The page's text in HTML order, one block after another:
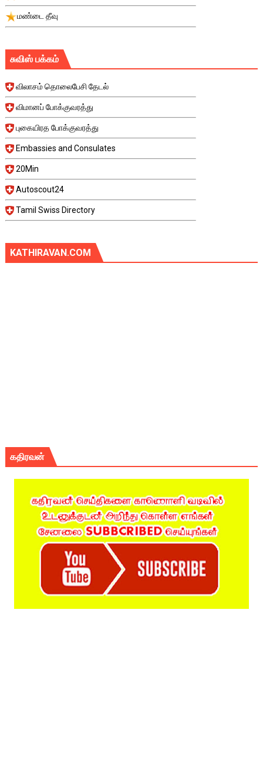
மண்டை தீவு
சுவிஸ் பக்கம்
விலாசம் தொலைபேசி தேடல்
விமானப் போக்குவரத்து
புகையிரத போக்குவரத்து
Embassies and Consulates
20Min
Autoscout24
Tamil Swiss Directory
KATHIRAVAN.COM
கதிரவன்